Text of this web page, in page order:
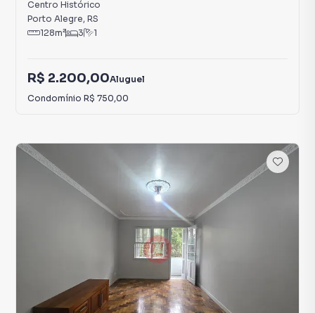
Centro Histórico
Porto Alegre, RS
128m² 3 1
R$ 2.200,00Aluguel
Condomínio R$ 750,00